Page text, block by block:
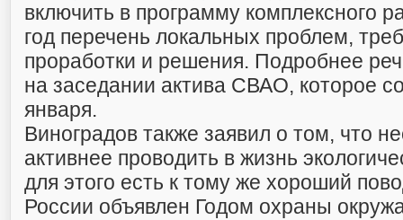
включить в программу комплексного
год перечень локальных проблем,
проработки и решения. Подробнее
на заседании актива СВАО, которое
января.
Виноградов также заявил о том, что
активнее проводить в жизнь
для этого есть к тому же хороший
России объявлен Годом охраны